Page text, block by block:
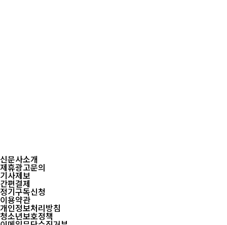
신문사소개
제휴광고문의
기사제보
간편결제
정기구독신청
이용약관
개인정보처리방침
청소년보호정책